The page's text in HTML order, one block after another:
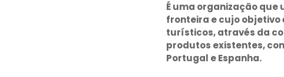
É uma organização que
fronteira e cujo
turísticos, através da
produtos existentes,
Portugal e Espanha.